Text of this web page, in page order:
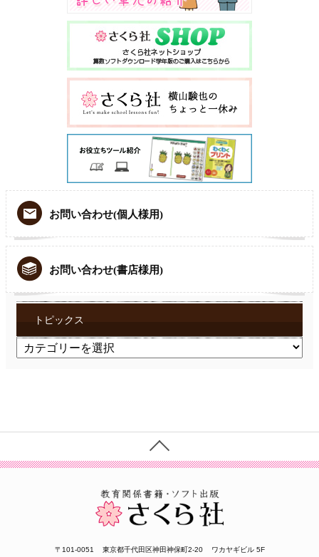
お問い合わせ(個人様用)
お問い合わせ(書店様用)
トピックス
ト
〒101-0051 東京都千代田区神田神保町2-20 ワカヤギビル 5F